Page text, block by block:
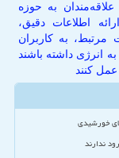
به حوزه
اطلاعات دقیق،
به کاربران
انرژی داشته باشند
کنند
خورشیدی
ندارند